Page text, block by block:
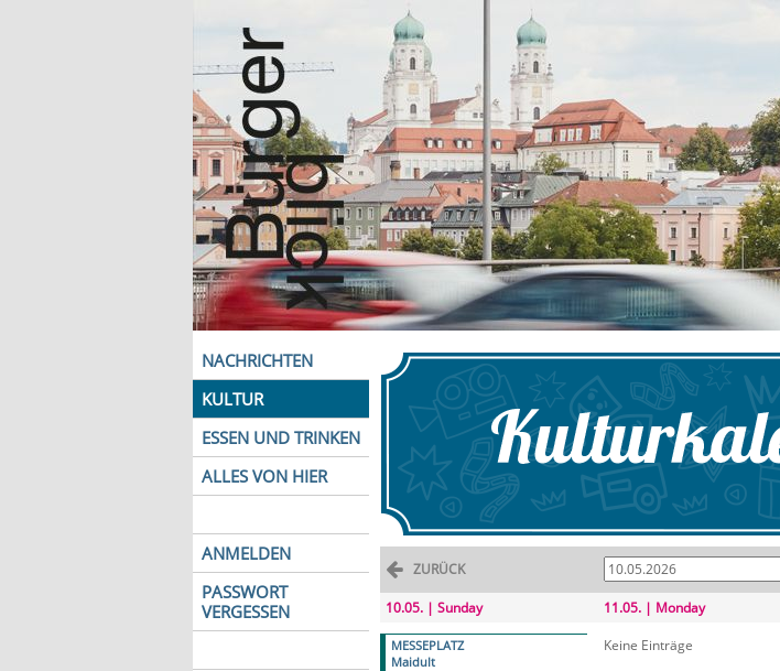
NACHRICHTEN
KULTUR
ESSEN UND TRINKEN
ALLES VON HIER
ANMELDEN
PASSWORT
VERGESSEN
ZURÜCK
10.05. | Sunday
MESSEPLATZ
Maidult
11.05. | Monday
Keine Einträge